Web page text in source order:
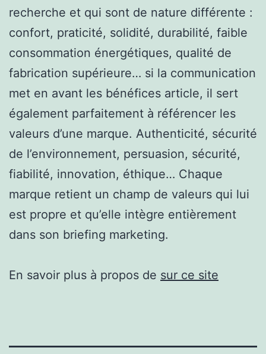
recherche et qui sont de nature différente :
confort, praticité, solidité, durabilité, faible
consommation énergétiques, qualité de
fabrication supérieure… si la communication
met en avant les bénéfices article, il sert
également parfaitement à référencer les
valeurs d’une marque. Authenticité, sécurité
de l’environnement, persuasion, sécurité,
fiabilité, innovation, éthique… Chaque
marque retient un champ de valeurs qui lui
est propre et qu’elle intègre entièrement
dans son briefing marketing.
En savoir plus à propos de sur ce site